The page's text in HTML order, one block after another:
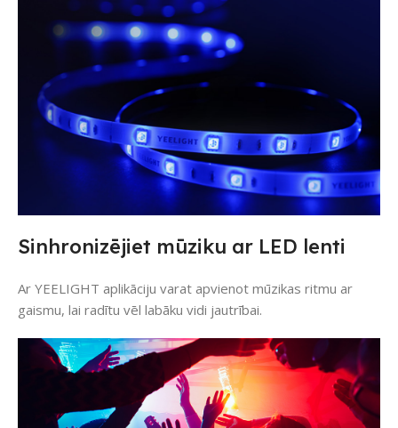
Sinhronizējiet mūziku ar LED lenti
Ar YEELIGHT aplikāciju varat apvienot mūzikas ritmu ar
gaismu, lai radītu vēl labāku vidi jautrībai.